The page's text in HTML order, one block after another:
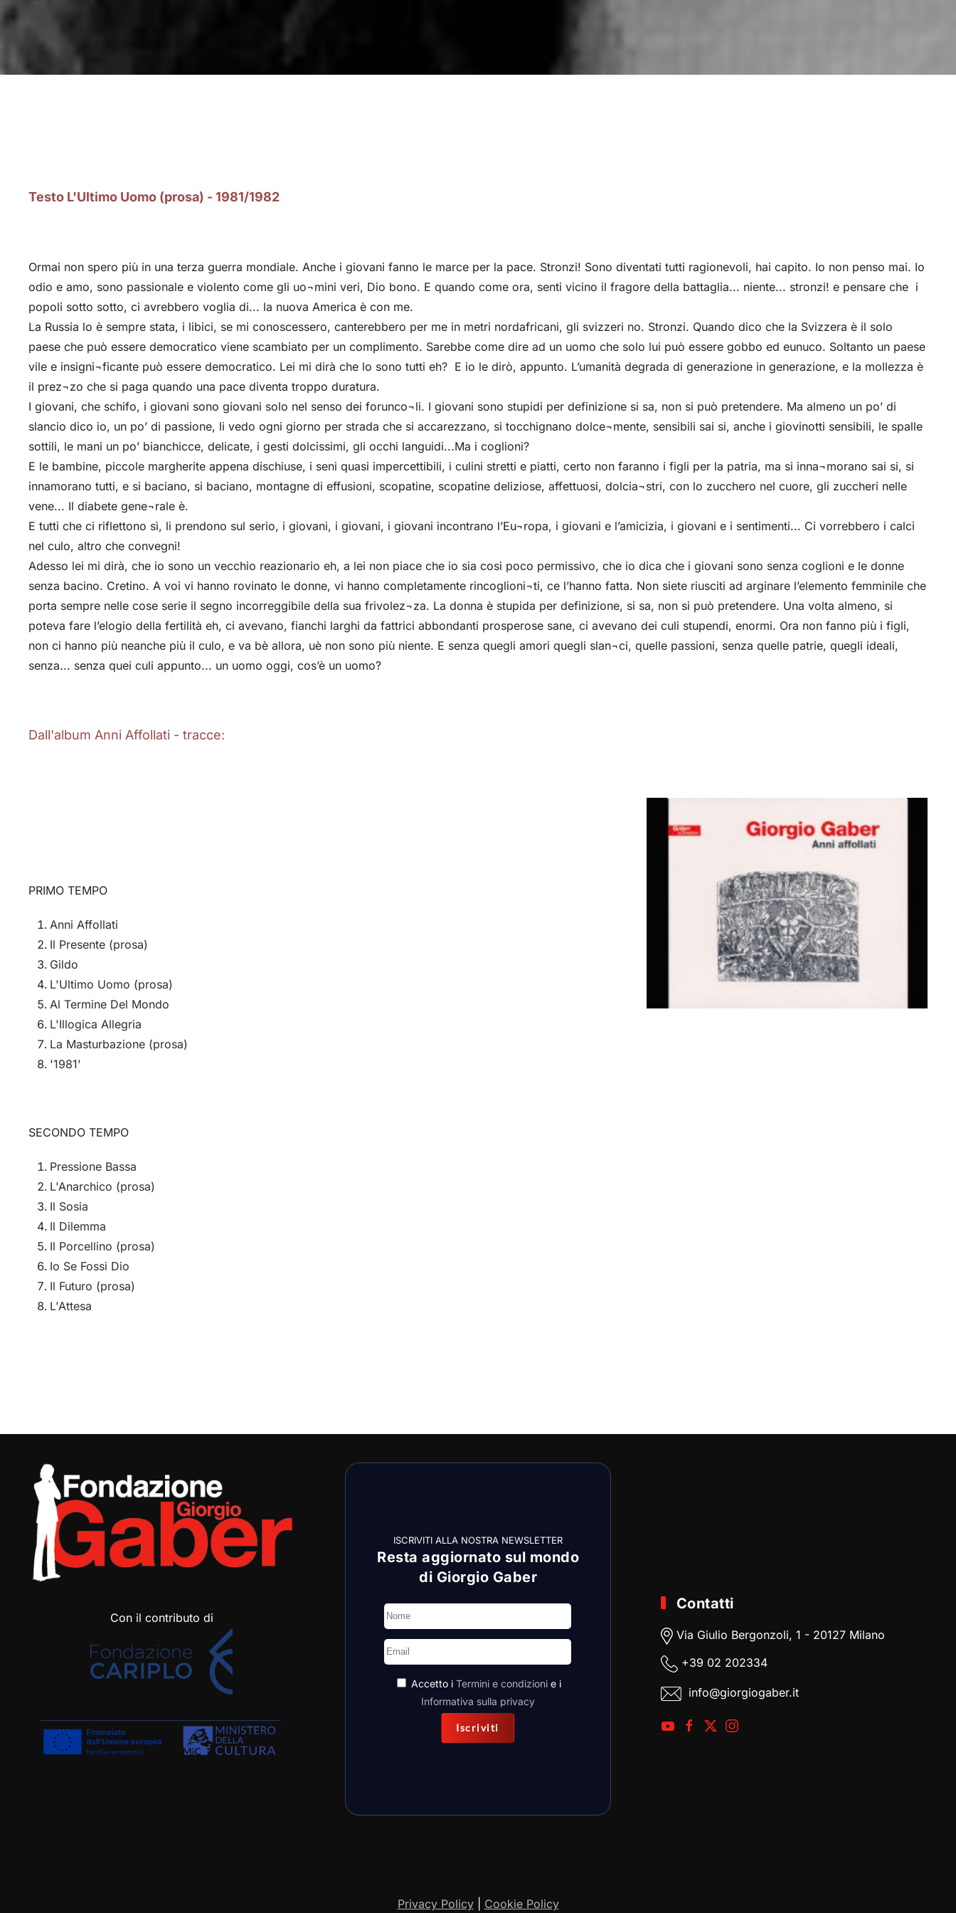
Testo L'Ultimo Uomo (prosa) - 1981/1982
Ormai non spero più in una terza guerra mondiale. Anche i giovani fanno le marce per la pace. Stronzi! Sono diventati tutti ragionevoli, hai capito. Io non penso mai. Io
odio e amo, sono passionale e violento come gli uo¬mini veri, Dio bono. E quando come ora, senti vicino il fragore della battaglia... niente... stronzi! e pensare che i
popoli sotto sotto, ci avrebbero voglia di... la nuova America è con me.
La Russia lo è sempre stata, i libici, se mi conoscessero, canterebbero per me in metri nordafricani, gli svizzeri no. Stronzi. Quando dico che la Svizzera è il solo
paese che può essere democratico viene scambiato per un complimento. Sarebbe come dire ad un uomo che solo lui può essere gobbo ed eunuco. Soltanto un paese
vile e insigni¬ficante può essere democratico. Lei mi dirà che lo sono tutti eh? E io le dirò, appunto. L’umanità degrada di generazione in generazione, e la mollezza è
il prez¬zo che si paga quando una pace diventa troppo duratura.
I giovani, che schifo, i giovani sono giovani solo nel senso dei forunco¬li. I giovani sono stupidi per definizione si sa, non si può pretendere. Ma almeno un po’ di
slancio dico io, un po’ di passione, li vedo ogni giorno per strada che si accarezzano, si tocchignano dolce¬mente, sensibili sai si, anche i giovinotti sensibili, le spalle
sottili, le mani un po’ bianchicce, delicate, i gesti dolcissimi, gli occhi languidi...Ma i coglioni?
E le bambine, piccole margherite appena dischiuse, i seni quasi impercettibili, i culini stretti e piatti, certo non faranno i figli per la patria, ma si inna¬morano sai si, si
innamorano tutti, e si baciano, si baciano, montagne di effusioni, scopatine, scopatine deliziose, affettuosi, dolcia¬stri, con lo zucchero nel cuore, gli zuccheri nelle
vene... Il diabete gene¬rale è.
E tutti che ci riflettono sì, li prendono sul serio, i giovani, i giovani, i giovani incontrano l’Eu¬ropa, i giovani e l’amicizia, i giovani e i sentimenti... Ci vorrebbero i calci
nel culo, altro che convegni!
Adesso lei mi dirà, che io sono un vecchio reazionario eh, a lei non piace che io sia cosi poco permissivo, che io dica che i giovani sono senza coglioni e le donne
senza bacino. Cretino. A voi vi hanno rovinato le donne, vi hanno completamente rincoglioni¬ti, ce l’hanno fatta. Non siete riusciti ad arginare l’elemento femminile che
porta sempre nelle cose serie il segno incorreggibile della sua frivolez¬za. La donna è stupida per definizione, si sa, non si può pretendere. Una volta almeno, si
poteva fare l’elogio della fertilità eh, ci avevano, fianchi larghi da fattrici abbondanti prosperose sane, ci avevano dei culi stupendi, enormi. Ora non fanno più i figli,
non ci hanno più neanche più il culo, e va bè allora, uè non sono più niente. E senza quegli amori quegli slan¬ci, quelle passioni, senza quelle patrie, quegli ideali,
senza... senza quei culi appunto... un uomo oggi, cos’è un uomo?
Dall'album Anni Affollati - tracce:
PRIMO TEMPO
Anni Affollati
Il Presente (prosa)
Gildo
L'Ultimo Uomo (prosa)
Al Termine Del Mondo
L'Illogica Allegria
La Masturbazione (prosa)
'1981'
SECONDO TEMPO
Pressione Bassa
L'Anarchico (prosa)
Il Sosia
Il Dilemma
Il Porcellino (prosa)
Io Se Fossi Dio
Il Futuro (prosa)
L'Attesa
Con il contributo di
ISCRIVITI ALLA NOSTRA NEWSLETTER
Resta aggiornato sul mondo
di Giorgio Gaber
Accetto iTermini e condizioni e i
Informativa sulla privacy
Iscriviti
Contatti
Via Giulio Bergonzoli, 1 - 20127 Milano
+39 02 202334
info@giorgiogaber.it
Privacy Policy| Cookie Policy